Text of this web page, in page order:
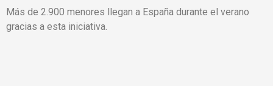
Más de 2.900 menores llegan a España durante el verano
gracias a esta iniciativa.